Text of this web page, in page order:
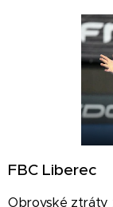
FBC Liberec
Obrovské ztráty